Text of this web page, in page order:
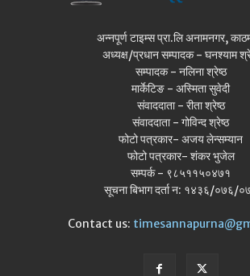
अन्नपूर्ण टाइम्स प्रा.लि अनामनगर,
अध्यक्ष/प्रधान सम्पादक - घनश्याम
सम्पादक - नलिना श्रेष्ठ
मार्केटिङ - अस्मिता सुवेदी
संवाददाता - रीता श्रेष्ठ
संवाददाता - गोविन्द श्रेष्ठ
फोटो पत्रकार- अजय लेन्सम्यान
फोटो पत्रकार- शंकर भुजेल
सम्पर्क - ९८५११५०४७१
सूचना बिभाग दर्ता न: १४३६/०७६/
Contact us: